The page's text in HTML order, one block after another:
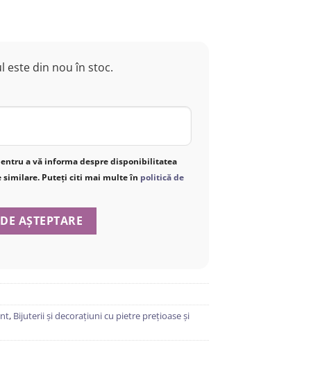
este din nou în stoc.
a vă informa despre disponibilitatea
similare. Puteți citi mai multe în politică de
, Bijuterii și decorațiuni cu pietre prețioase și